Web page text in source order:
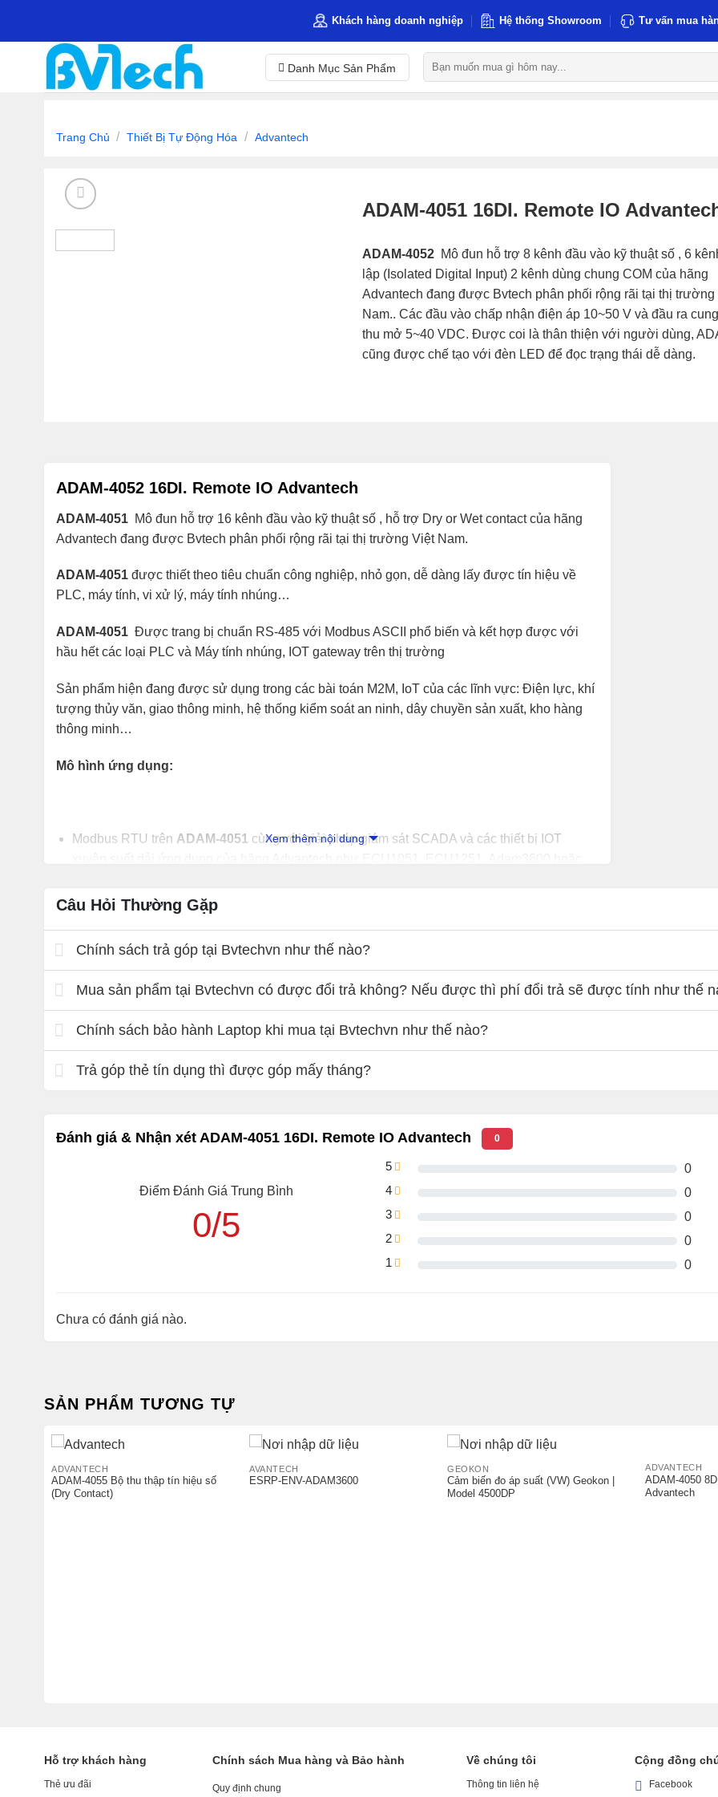
Khách hàng doanh nghiệp Hệ thống Showroom Tư vấn mua
Danh Mục Sản Phẩm
Tìm
kiếm:
Trang Chủ / Thiết Bị Tự Động Hóa / Advantech
ADAM-4051 16DI. Remote IO
ADAM-4052 Mô đun hỗ trợ 8 kênh đầu vào kỹ thuật số , 6
lập (Isolated Digital Input) 2 kênh dùng chung COM của hãng
Advantech đang được Bvtech phân phối rộng rãi tại thị trường
Nam.. Các đầu vào chấp nhận điện áp 10~50 V và đầu ra
thu mở 5~40 VDC. Được coi là thân thiện với người dùng,
cũng được chế tạo với đèn LED để đọc trạng thái dễ dàng.
ADAM-4052 16DI. Remote IO Advantech
ADAM-4051Mô đun hỗ trợ 16 kênh đầu vào kỹ thuật số , hỗ trợ Dry or Wet contact của hãng
Advantech đang được Bvtech phân phối rộng rãi tại thị trường Việt Nam.
ADAM-4051được thiết theo tiêu chuẩn công nghiệp, nhỏ gọn, dễ dàng lấy được tín hiệu về
PLC, máy tính, vi xử lý, máy tính nhúng…
ADAM-4051Được trang bị chuẩn RS-485 với Modbus ASCII phổ biến và kết hợp được với
hầu hết các loại PLC và Máy tính nhúng, IOT gateway trên thị trường
Sản phẩm hiện đang được sử dụng trong các bài toán M2M, IoT của các lĩnh vực: Điện lực, khí
tượng thủy văn, giao thông minh, hệ thống kiểm soát an ninh, dây chuyền sản xuất, kho hàng
thông minh…
Mô hình ứng dụng:
Modbus RTU trên ADAM-4051 cùng với giải pháp giám sát SCADA và các thiết bị IOT
của sản phẩm
Loại I/O: 16 DI.
Bảo vệ quá điện áp: 70 VDC
Cách ly quang (Optic isolation) 2.500 VDC
Tốc độ baud: 1200, 2400, 4800, 9600, 19200, 19200, 34800,115200
Hướng dẫn sử dụng có thể dễ dàng download tại website chính hãng:
Link Tài Liệu ADAM-4051
Bvtech đang phân phối rộng rãi các thiết bị của Advantech với giá cả phải chăng, chính sách
Xem thêm nội dung
Câu Hỏi Thường Gặp
Chính sách trả góp tại Bvtechvn như thế nào?
Mua sản phẩm tại Bvtechvn có được đổi trả không? Nếu được thì phí đổi trả sẽ được tính như thế
Chính sách bảo hành Laptop khi mua tại Bvtechvn như thế nào?
Trả góp thẻ tín dụng thì được góp mấy tháng?
Đánh giá & Nhận xét ADAM-4051 16DI. Remote IO Advantech 0
Điểm Đánh Giá Trung Bình
0/5
5
0
4
0
3
0
2
0
1
0
Chưa có đánh giá nào.
SẢN PHẨM TƯƠNG TỰ
ADVANTECH
ADAM-4055 Bộ thu thập tín hiệu số
(Dry Contact)
AVANTECH
ESRP-ENV-ADAM3600
GEOKON
Cảm biến đo áp suất (VW) Geokon |
Model 4500DP
ADVANTECH
ADAM-4050
Advantech
Hỗ trợ khách hàng
Thẻ ưu đãi
Chính sách Mua hàng và Bảo hành
Quy định chung
Về chúng tôi
Thông tin liên hệ
Cộng đồng
Facebook